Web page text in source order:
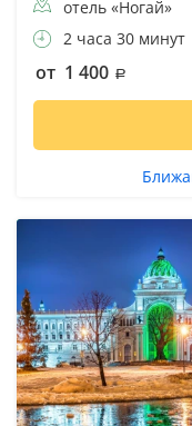
отель «Ногай»
2 часа 30 минут
от 1 400